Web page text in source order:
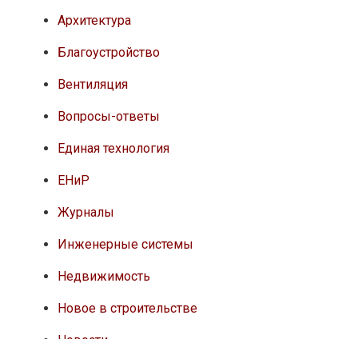
Архитектура
Благоустройство
Вентиляция
Вопросы-ответы
Единая технология
ЕНиР
Журналы
Инженерные системы
Недвижимость
Новое в строительстве